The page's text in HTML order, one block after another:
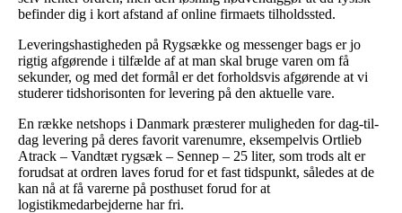
befinder dig i kort afstand af online firmaets tilholdssted.
Leveringshastigheden på Rygsække og messenger bags er jo
rigtig afgørende i tilfælde af at man skal bruge varen om få
sekunder, og med det formål er det forholdsvis afgørende at vi
studerer tidshorisonten for levering på den aktuelle vare.
En række netshops i Danmark præsterer muligheden for dag-til-
dag levering på deres favorit varenumre, eksempelvis Ortlieb
Atrack – Vandtæt rygsæk – Sennep – 25 liter, som trods alt er
forudsat at ordren laves forud for et fast tidspunkt, således at de
kan nå at få varerne på posthuset forud for at
logistikmedarbejderne har fri.